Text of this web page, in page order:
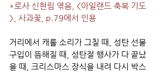
*로사 신현림 엮음, <아일랜드 축복 기도
>, 사과꽃, p.79에서 인용
거리에서 캐롤 소리가 그칠 때, 성탄 선물
구입이 뜸해질 때, 성탄절 행사가 다 끝났
을 때, 크리스마스 장식을 내려 다시 박스